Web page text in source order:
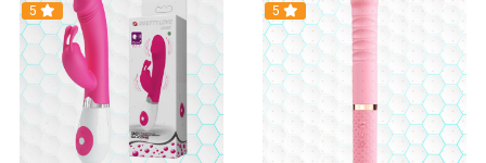
Hot
5
Hot
5